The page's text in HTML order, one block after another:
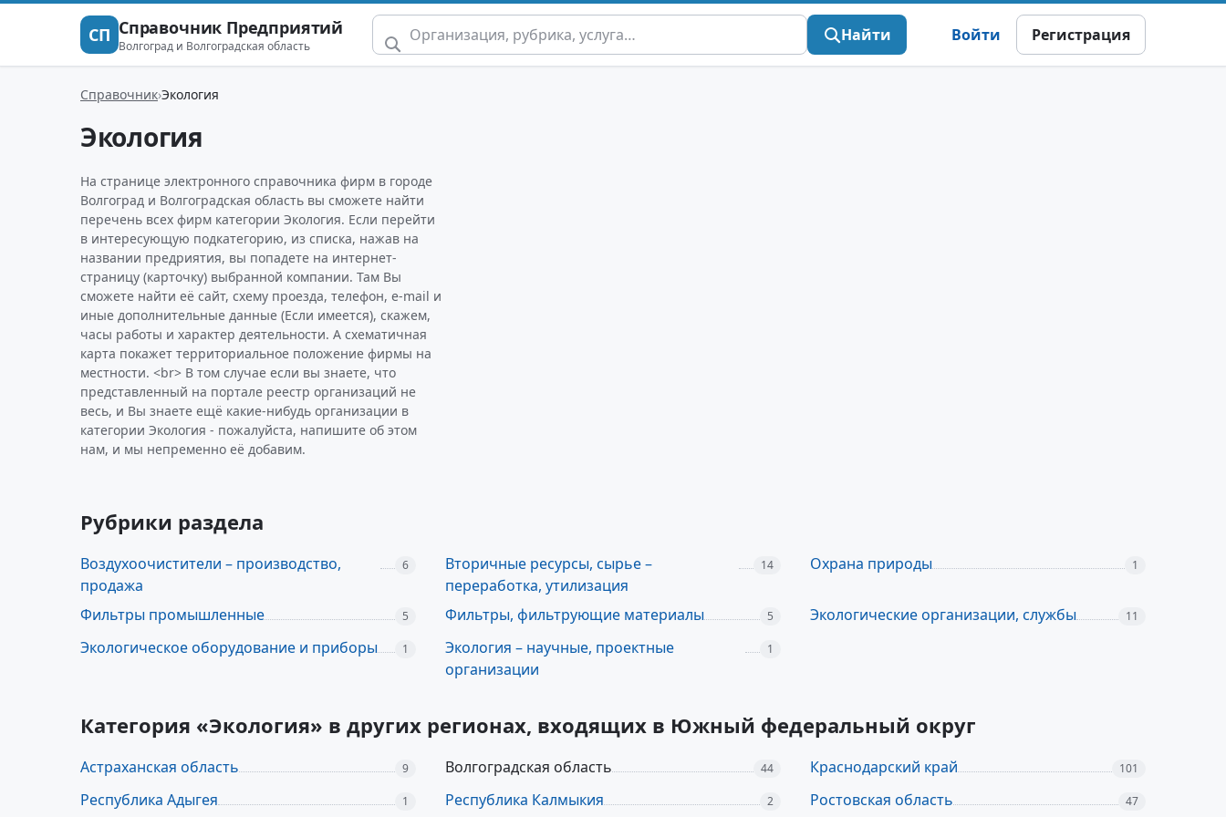
СП Справочник Предприятий
Волгоград и Волгоградская область
Найти Войти Регистрация
Справочник Экология
Экология
На странице электронного справочника фирм в городе
Волгоград и Волгоградская область вы сможете найти
перечень всех фирм категории Экология. Если перейти
в интересующую подкатегорию, из списка, нажав на
названии предриятия, вы попадете на интернет-
страницу (карточку) выбранной компании. Там Вы
сможете найти её сайт, схему проезда, телефон, e-mail и
иные дополнительные данные (Если имеется), скажем,
часы работы и характер деятельности. А схематичная
карта покажет территориальное положение фирмы на
местности. <br> В том случае если вы знаете, что
представленный на портале реестр организаций не
весь, и Вы знаете ещё какие-нибудь организации в
категории Экология - пожалуйста, напишите об этом
нам, и мы непременно её добавим.
Рубрики раздела
Воздухоочистители – производство,
продажа
6
Вторичные ресурсы, сырье –
переработка, утилизация
14 Охрана природы 1
Фильтры промышленные 5 Фильтры, фильтрующие материалы 5 Экологические организации, службы 11
Экологическое оборудование и приборы 1
Экология – научные, проектные
организации
1
Категория «Экология» в других регионах, входящих в Южный федеральный округ
Астраханская область 9 Волгоградская область 44 Краснодарский край 101
Республика Адыгея 1 Республика Калмыкия 2 Ростовская область 47